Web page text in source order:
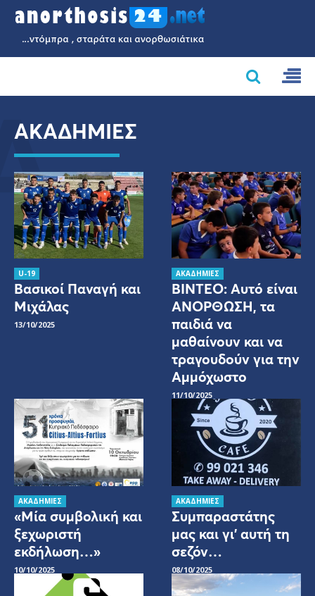
ΑΚΑΔΗΜΙΕΣ
U-19
Βασικοί Παναγή και
Μιχάλας
13/10/2025
ΑΚΑΔΗΜΙΕΣ
ΒΙΝΤΕΟ: Αυτό είναι
ΑΝΟΡΘΩΣΗ, τα
παιδιά να
μαθαίνουν και να
τραγουδούν για την
Αμμόχωστο
11/10/2025
ΑΚΑΔΗΜΙΕΣ
«Μία συμβολική και
ξεχωριστή
εκδήλωση…»
10/10/2025
ΑΚΑΔΗΜΙΕΣ
Συμπαραστάτης
μας και γι’ αυτή τη
σεζόν…
08/10/2025